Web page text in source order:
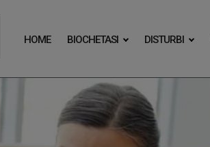
HOME BIOCHETASI DISTURBI